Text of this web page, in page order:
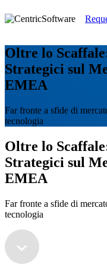
Oltre lo
Strategici sul
EMEA
Far fronte a sfide di
tecnologia
Oltre lo
Strategici sul
EMEA
Far fronte a sfide di
tecnologia